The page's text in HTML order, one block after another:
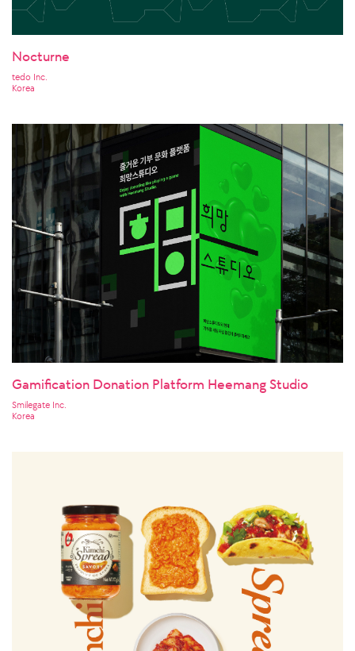
Nocturne
tedo Inc.
Korea
Gamification Donation Platform Heemang Studio
Smilegate Inc.
Korea